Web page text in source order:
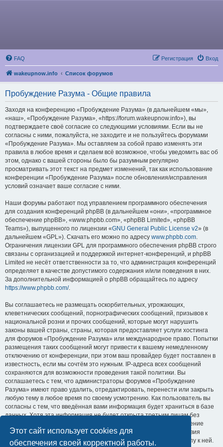
Этот сайт использует cookies для
обеспечения своей корректной работы.
FAQ Вход
Регистрация
wakeupnow.info Список форумов
Пробуждение Разума - Общие правила
Заходя на конференцию «Пробуждение Разума» (в дальнейшем «мы»,
«наш», «Пробуждение Разума», «https://forum.wakeupnow.info»), вы
подтверждаете своё согласие со следующими условиями. Если вы не
согласны с ними, пожалуйста, не заходите и не пользуйтесь форумами
«Пробуждение Разума». Мы оставляем за собой право изменять эти
правила в любое время и сделаем всё возможное, чтобы уведомить вас об
этом, однако с вашей стороны было бы разумным регулярно
просматривать этот текст на предмет изменений, так как использование
конференции «Пробуждение Разума» после обновления/исправления
условий означает ваше согласие с ними.
Наши форумы работают под управлением программного обеспечения
для создания конференций phpBB (в дальнейшем «они», «программное
обеспечение phpBB», «www.phpbb.com», «phpBB Limited», «phpBB
Teams»), выпущенного по лицензии «GNU General Public License v2» (в
дальнейшем «GPL»). Скачать его можно по адресу www.phpbb.com.
Ограничения лицензии GPL для программного обеспечения phpBB строго
связаны с организацией и поддержкой интернет-конференций, и phpBB
Limited не несёт ответственности за то, что администрация конференций
определяет в качестве допустимого содержания и/или поведения в них.
За дополнительной информацией о phpBB обращайтесь по адресу
https://www.phpbb.com/.
Вы соглашаетесь не размещать оскорбительных, угрожающих,
клеветнических сообщений, порнографических сообщений, призывов к
национальной розни и прочих сообщений, которые могут нарушить
законы вашей страны, страны, которая предоставляет услуги хостинга
для форумов «Пробуждение Разума» или международное право. Попытки
размещения таких сообщений могут привести к вашему немедленному
отключению от конференции, при этом ваш провайдер будет поставлен в
известность, если мы сочтём это нужным. IP-адреса всех сообщений
сохраняются для возможности проведения такой политики. Вы
соглашаетесь с тем, что администраторы форумов «Пробуждение
Разума» имеют право удалить, отредактировать, перенести или закрыть
любую тему в любое время по своему усмотрению. Как пользователь вы
согласны с тем, что введённая вами информация будет храниться в базе
данных. Хотя эта информация не будет открыта третьим лицам без
вашего разрешения, ни администрация конференции «Пробуждение
Разума», ни phpBB Limited не может быть ответственна за действия
хакеров, которые могут привести к несанкционированному доступу к ней.